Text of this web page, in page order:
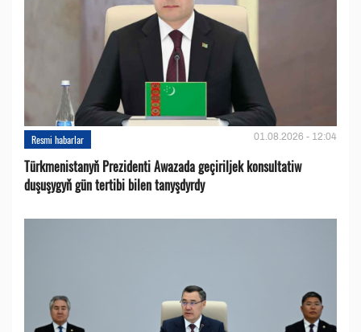
Resmi habarlar 01.08.2026 - 12:04
Türkmenistanyň Prezidenti Awazada geçiriljek konsultatiw
duşuşygyň gün tertibi bilen tanyşdyrdy